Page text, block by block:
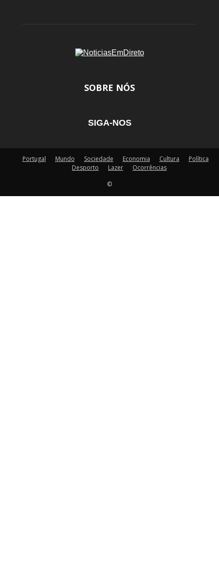
SOBRE NÓS
SIGA-NOS
Portugal Mundo Sociedade Economia Cultura
Política
Desporto
Lazer
Ocorrências
©